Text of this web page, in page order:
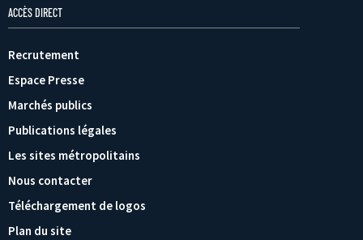
ACCÈS DIRECT
Recrutement
Espace Presse
Marchés publics
Publications légales
Les sites métropolitains
Nous contacter
Téléchargement de logos
Plan du site